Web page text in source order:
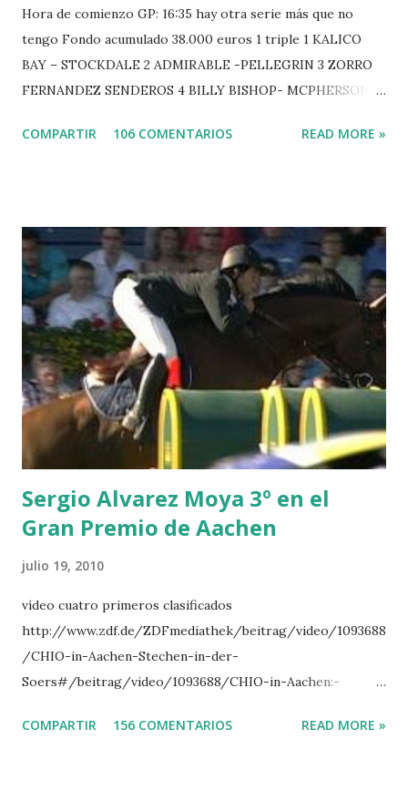
Hora de comienzo GP: 16:35 hay otra serie más que no
tengo Fondo acumulado 38.000 euros 1 triple 1 KALICO
BAY – STOCKDALE 2 ADMIRABLE -PELLEGRIN 3 ZORRO
FERNANDEZ SENDEROS 4 BILLY BISHOP- MCPHERSON 5
-EPAILLARD 7 GIG AMAI M WHITAKER 8 SILVANA DU
POWER - MILLAR 5 ARMANIE -VOORN 6 QUERLYBET
HERO -LEJAUNE 7 MO CHROI - O’BRIEN 8 CARMENA Z -
BREEN 9 JALLA DE GAVIERE -RAMZY AL DUHAMI 10
NOVEL -PHILIPPAERTS 3 triple 1 LATE NIGHT -LEVY 2 K
CLUB LADY -O’CONNOR 3 QUICK STUDY - HOUGH 4
LORENZO -AHLMANN 5 L’ESPOIR -GULLIKSEN 6
TOPINAMBOUR -LEPREVOST 7 WISCONSIN 111 -MOYA 8
INTERTOY Z - BRASH 9 HERALD –CORDON 10 SELDANA
DI CAMPALTO -SHARBATLY Vuelta Triunfal... el ganador
del Gran Premio en su vuelta de honor
COMPARTIR 106 COMENTARIOS READ MORE »
Sergio Alvarez Moya 3º en el
Gran Premio de Aachen
julio 19, 2010
vídeo cuatro primeros clasificados
http://www.zdf.de/ZDFmediathek/beitrag/video/1093688
/CHIO-in-Aachen-Stechen-in-der-
Soers#/beitrag/video/1093688/CHIO-in-Aachen:-
COMPARTIR 156 COMENTARIOS READ MORE »